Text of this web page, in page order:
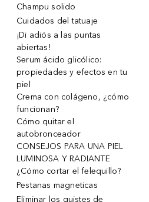
Champu solido
Cuidados del tatuaje
¡Di adiós a las puntas
abiertas!
Serum ácido glicólico:
propiedades y efectos en tu
piel
Crema con colágeno, ¿cómo
funcionan?
Cómo quitar el
autobronceador
CONSEJOS PARA UNA PIEL
LUMINOSA Y RADIANTE
¿Cómo cortar el felequillo?
Pestanas magneticas
Eliminar los quistes de